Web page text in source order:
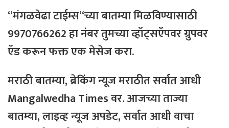
“मंगळवेढाटाईम्स“च्याबातम्यामिळविण्यासाठी
9970766262हानंबरतुमच्याव्हॉट्सऍपवरग्रुपवर
ऍडकरूनफक्तएकमेसेजकरा.
मराठीबातम्या,ब्रेकिंगन्यूजमराठीतसर्वातआधी
Mangalwedha Timesवर.आजच्याताज्या
बातम्या,लाइव्हन्यूजअपडेट,सर्वातआधीवाचा